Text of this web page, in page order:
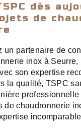
dès
de
un partenaire de
inox à Seurre,
son expertise
la qualité, TSPC
professionnelle
de chaudronnerie